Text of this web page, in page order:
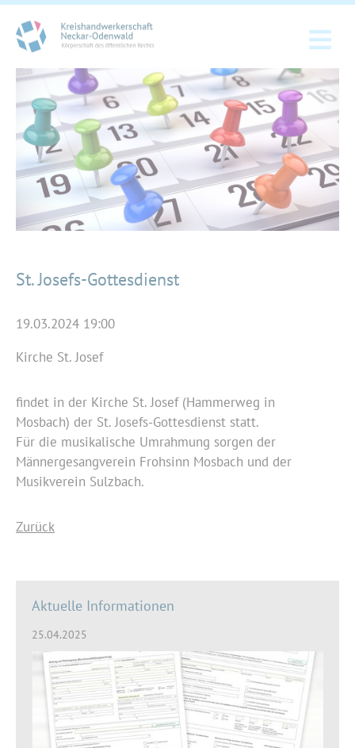
St. Josefs-Gottesdienst
19.03.2024 19:00
Kirche St. Josef
findet in der Kirche St. Josef (Hammerweg in
Mosbach) der St. Josefs-Gottesdienst statt.
Für die musikalische Umrahmung sorgen der
Männergesangverein Frohsinn Mosbach und der
Musikverein Sulzbach.
Zurück
Aktuelle Informationen
25.04.2025